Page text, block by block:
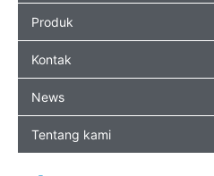
Produk
Kontak
News
Tentang kami